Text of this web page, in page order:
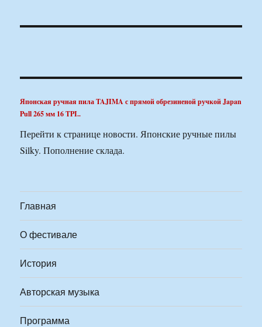
Японская ручная пила TAJIMA с прямой обрезиненой ручкой Japan
Pull 265 мм 16 TPI..
Перейти к странице новости. Японские ручные пилы
Silky. Пополнение склада.
Главная
О фестивале
История
Авторская музыка
Программа